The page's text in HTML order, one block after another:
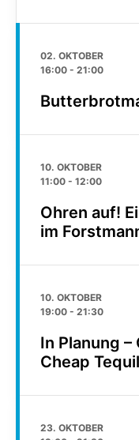
02. OKTOBER
16:00 - 21:00
10. OKTOBER
11:00 - 12:00
Ohren auf!
im
10. OKTOBER
19:00 - 21:30
In Planung
Cheap
23. OKTOBER